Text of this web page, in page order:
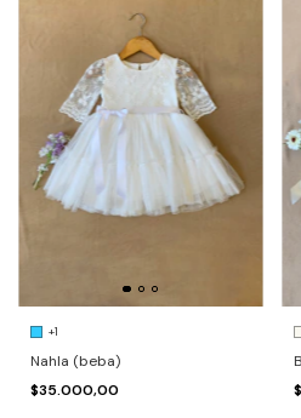
+1
Nahla (beba)
$35.000,00